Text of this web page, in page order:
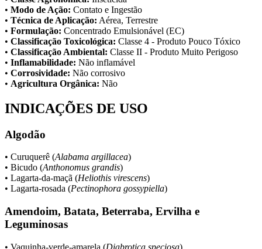
• Modo de Ação: Contato e Ingestão
• Técnica de Aplicação: Aérea, Terrestre
• Formulação: Concentrado Emulsionável (EC)
• Classificação Toxicológica: Classe 4 - Produto Pouco Tóxico
• Classificação Ambiental: Classe II - Produto Muito Perigoso
• Inflamabilidade: Não inflamável
• Corrosividade: Não corrosivo
• Agricultura Orgânica: Não
INDICAÇÕES DE USO
Algodão
• Curuquerê (Alabama argillacea)
• Bicudo (Anthonomus grandis)
• Lagarta-da-maçã (Heliothis virescens)
• Lagarta-rosada (Pectinophora gossypiella)
Amendoim, Batata, Beterraba, Ervilha e
Leguminosas
• Vaquinha-verde-amarela (Diabrotica speciosa)